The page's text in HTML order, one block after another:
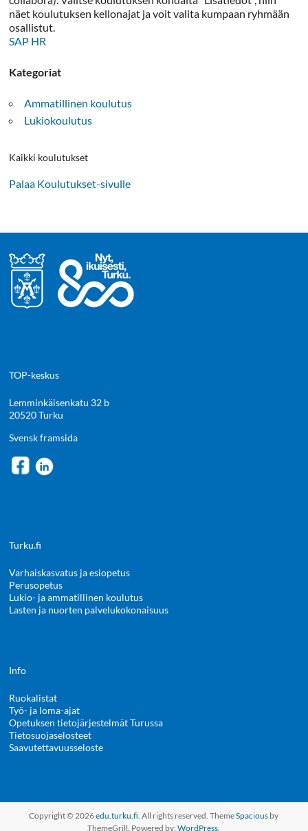
näet koulutuksen kellonajat ja voit valita kumpaan ryhmään
osallistut.
SAP HR
Kategoriat
Ammatillinen koulutus
Lukiokoulutus
Kaikki koulutukset
Palaa Koulutukset-sivulle
TOP-keskus
Lemminkäisenkatu 32 b
20520 Turku
Svensk framsida
Turku.fi
Varhaiskasvatus ja esiopetus
Perusopetus
Lukio- ja ammatillinen koulutus
Lasten ja nuorten palvelukokonaisuus
Info
Ruokalistat
Työ- ja loma-ajat
Opetuksen tietojärjestelmät Turussa
Tietosuojaselosteet
Saavutettavuusseloste
Copyright © 2026edu.turku.fi. All rights reserved. ThemeSpacious by
ThemeGrill. Powered by:WordPress.